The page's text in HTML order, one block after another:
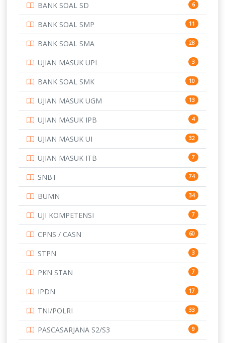
3
169
7
PTDI STTD 4
133
SMA 146
SMK 231
SMP 134
STIP 2
153
345
UNIVERSITAS AIRLANGGA 15
16
15
15
14
14
UNIVERSITAS CENDRAWASIH 14
BANK SOAL SD 6
BANK SOAL SMP 11
BANK SOAL SMA 28
UJIAN MASUK UPI 3
BANK SOAL SMK 10
UJIAN MASUK UGM 13
UJIAN MASUK IPB 4
UJIAN MASUK UI 32
UJIAN MASUK ITB 7
SNBT 74
BUMN 34
UJI KOMPETENSI 7
CPNS / CASN 60
STPN 3
PKN STAN 7
IPDN 17
TNI/POLRI 33
PASCASARJANA S2/S3 9